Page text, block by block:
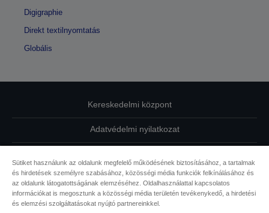
Digigraphie
Direkt textilnyomtatás
Globális
Kereskedelmi központ
Adatvédelmi nyilatkozat
Kapcsolatfelvétel
Sütikkel kapcsolatos információk
Sütiket használunk az oldalunk megfelelő működésének biztosításához, a tartalmak
és hirdetések személyre szabásához, közösségi média funkciók felkínálásához és
az oldalunk látogatottságának elemzéséhez. Oldalhasználattal kapcsolatos
információkat is megosztunk a közösségi média területén tevékenykedő, a hirdetési
és elemzési szolgáltatásokat nyújtó partnereinkkel.